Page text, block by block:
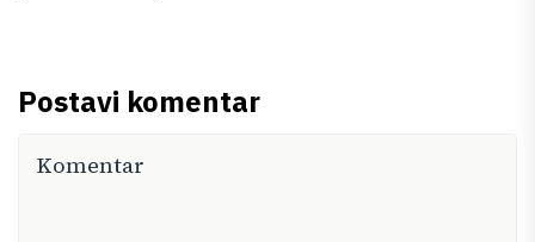
Postavi komentar